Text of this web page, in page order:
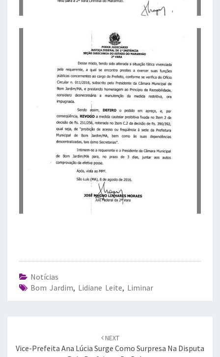
Notícias
Bom Jardim, Lidiane Leite, Liminar
NEXT
Vice-Prefeita Ana Lúcia Surge Como Surpresa Na Disputa